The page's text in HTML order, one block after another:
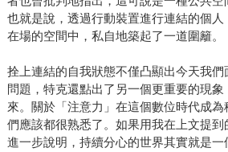
也就是說，透過行動裝置進行連結的個
在場的空間中，私自地築起了一道圍籬。
拴上連結的自我狀態不僅凸顯出今天我
問題，特克還點出了另一個更重要的現象
來。關於「注意力」在這個數位時代成
們應該都很熟悉了。如果用我在上文提
進一步說明，持續分心的世界其實就是